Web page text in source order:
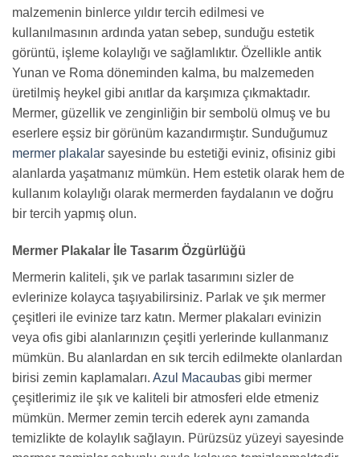
malzemenin binlerce yıldır tercih edilmesi ve
kullanılmasının ardında yatan sebep, sunduğu estetik
görüntü, işleme kolaylığı ve sağlamlıktır. Özellikle antik
Yunan ve Roma döneminden kalma, bu malzemeden
üretilmiş heykel gibi anıtlar da karşımıza çıkmaktadır.
Mermer, güzellik ve zenginliğin bir sembolü olmuş ve bu
eserlere eşsiz bir görünüm kazandırmıştır. Sunduğumuz
mermer plakalar sayesinde bu estetiği eviniz, ofisiniz gibi
alanlarda yaşatmanız mümkün. Hem estetik olarak hem de
kullanım kolaylığı olarak mermerden faydalanın ve doğru
bir tercih yapmış olun.
Mermer Plakalar İle Tasarım Özgürlüğü
Mermerin kaliteli, şık ve parlak tasarımını sizler de
evlerinize kolayca taşıyabilirsiniz. Parlak ve şık mermer
çeşitleri ile evinize tarz katın. Mermer plakaları evinizin
veya ofis gibi alanlarınızın çeşitli yerlerinde kullanmanız
mümkün. Bu alanlardan en sık tercih edilmekte olanlardan
birisi zemin kaplamaları. Azul Macaubas gibi mermer
çeşitlerimiz ile şık ve kaliteli bir atmosferi elde etmeniz
mümkün. Mermer zemin tercih ederek aynı zamanda
temizlikte de kolaylık sağlayın. Pürüzsüz yüzeyi sayesinde